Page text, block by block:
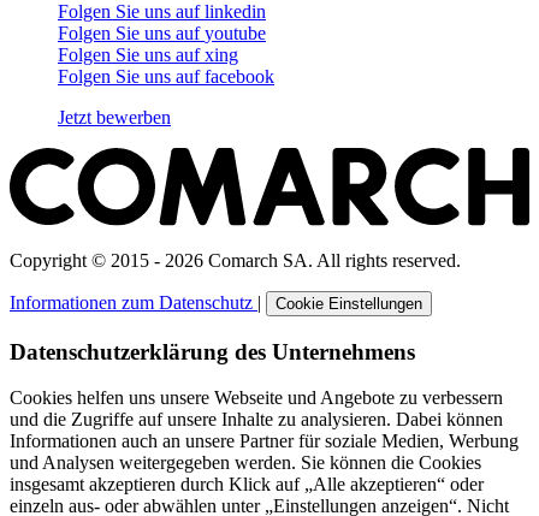
Folgen Sie uns auflinkedin
Folgen Sie uns aufyoutube
Folgen Sie uns aufxing
Folgen Sie uns auffacebook
Jetzt bewerben
Copyright © 2015 - 2026 Comarch SA. All rights reserved.
Informationen zum Datenschutz | Cookie Einstellungen
Datenschutzerklärung des Unternehmens
Cookies helfen uns unsere Webseite und Angebote zu verbessern
und die Zugriffe auf unsere Inhalte zu analysieren. Dabei können
Informationen auch an unsere Partner für soziale Medien, Werbung
und Analysen weitergegeben werden. Sie können die Cookies
insgesamt akzeptieren durch Klick auf „Alle akzeptieren“ oder
einzeln aus- oder abwählen unter „Einstellungen anzeigen“. Nicht